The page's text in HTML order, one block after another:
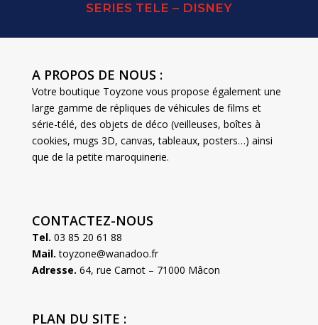
SERIES TELE – DISNEY
A PROPOS DE NOUS :
Votre boutique Toyzone vous propose également une
large gamme de répliques de véhicules de films et
série-télé, des objets de déco (veilleuses, boîtes à
cookies, mugs 3D, canvas, tableaux, posters…) ainsi
que de la petite maroquinerie.
CONTACTEZ-NOUS
Tel. 03 85 20 61 88
Mail. toyzone@wanadoo.fr
Adresse. 64, rue Carnot – 71000 Mâcon
PLAN DU SITE :